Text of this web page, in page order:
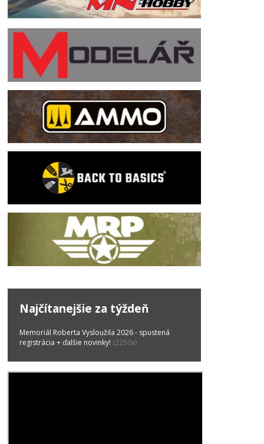
Najčítanejšie za týždeň
Memoriál Roberta Vysloužila 2026 - spustená
registrácia + ďalšie novinky! (2250x)